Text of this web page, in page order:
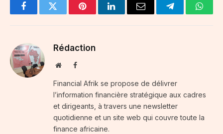
FacebookTwitter PinterestLinkedInEmail Telegram
Rédaction
WebsiteFacebook
Financial Afrik se propose de délivrer
l’information financière stratégique aux cadres
et dirigeants, à travers une newsletter
quotidienne et un site web qui couvre toute la
finance africaine.